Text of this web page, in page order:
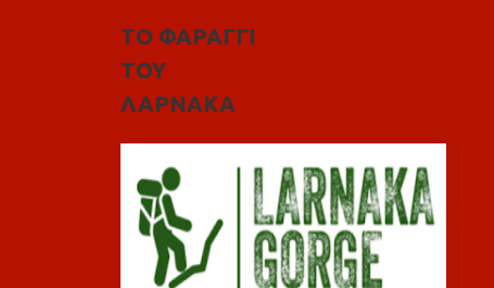
ΤΟ ΦΑΡΑΓΓΙ
ΤΟΥ
ΛΑΡΝΑΚΑ